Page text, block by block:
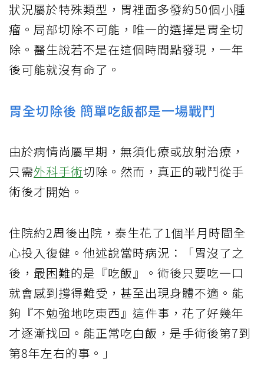
狀況屬於特殊類型，胃裡面多發約50個小腫
瘤。局部切除不可能，唯一的選擇是胃全切
除。醫生說若不是在這個時間點發現，一年
後可能就沒有命了。
胃全切除後 簡單吃飯都是一場戰鬥
由於病情尚屬早期，無須化療或放射治療，
只需外科手術切除。然而，真正的戰鬥從手
術後才開始。
住院約2周後出院，泰生花了1個半月時間全
心投入復健。他述說當時病況：「胃沒了之
後，最困難的是『吃飯』。術後只要吃一口
就會感到撐得難受，甚至出現身體不適。能
夠『不勉強地吃東西』這件事，花了好幾年
才逐漸找回。能正常吃白飯，是手術後第7到
第8年左右的事。」